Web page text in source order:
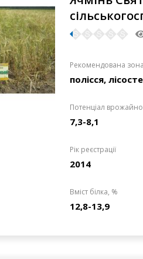
Рекомендована зона
полісся,
Потенціал
7,3-8,1
Рік реєстрації
2014
Вміст білка, %
12,8-13,9